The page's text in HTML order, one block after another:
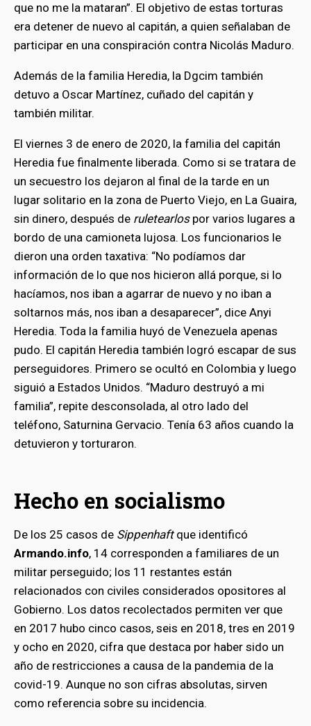
que no me la mataran”. El objetivo de estas torturas
era detener de nuevo al capitán, a quien señalaban de
participar en una conspiración contra Nicolás Maduro.
Además de la familia Heredia, la Dgcim también
detuvo a Oscar Martínez, cuñado del capitán y
también militar.
El viernes 3 de enero de 2020, la familia del capitán
Heredia fue finalmente liberada. Como si se tratara de
un secuestro los dejaron al final de la tarde en un
lugar solitario en la zona de Puerto Viejo, en La Guaira,
sin dinero, después de ruletearlospor varios lugares a
bordo de una camioneta lujosa. Los funcionarios le
dieron una orden taxativa: “No podíamos dar
información de lo que nos hicieron allá porque, si lo
hacíamos, nos iban a agarrar de nuevo y no iban a
soltarnos más, nos iban a desaparecer”, dice Anyi
Heredia. Toda la familia huyó de Venezuela apenas
pudo. El capitán Heredia también logró escapar de sus
perseguidores. Primero se ocultó en Colombia y luego
siguió a Estados Unidos. “Maduro destruyó a mi
familia”, repite desconsolada, al otro lado del
teléfono, Saturnina Gervacio. Tenía 63 años cuando la
detuvieron y torturaron.
Hecho en socialismo
De los 25 casos de Sippenhaft que identificó
Armando.info, 14 corresponden a familiares de un
militar perseguido; los 11 restantes están
relacionados con civiles considerados opositores al
Gobierno. Los datos recolectados permiten ver que
en 2017 hubo cinco casos, seis en 2018, tres en 2019
y ocho en 2020, cifra que destaca por haber sido un
año de restricciones a causa de la pandemia de la
covid-19. Aunque no son cifras absolutas, sirven
como referencia sobre su incidencia.